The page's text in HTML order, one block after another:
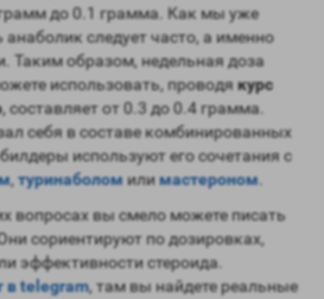
до 0.1 грамма. Как мы уже
следует часто, а именно
Таким образом, недельная доза
использовать, проводякурс
, составляет от 0.3 до 0.4 грамма.
себя в составе комбинированных
используют его сочетания с
, туринаболомилимастероном
вопросах вы смело можете писать
сориентируют по дозировках,
эффективности стероида.
в telegram, там вы найдете реальные